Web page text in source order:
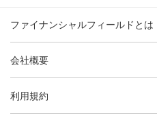
ファイナンシャルフィールドとは
会社概要
利用規約